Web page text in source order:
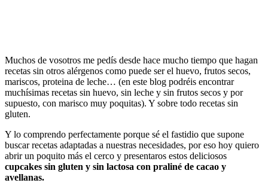
Muchos de vosotros me pedís desde hace mucho tiempo que hagan
recetas sin otros alérgenos como puede ser el huevo, frutos secos,
mariscos, proteina de leche… (en este blog podréis encontrar
muchísimas recetas sin huevo, sin leche y sin frutos secos y por
supuesto, con marisco muy poquitas). Y sobre todo recetas sin
gluten.
Y lo comprendo perfectamente porque sé el fastidio que supone
buscar recetas adaptadas a nuestras necesidades, por eso hoy quiero
abrir un poquito más el cerco y presentaros estos deliciosos
cupcakes sin gluten y sin lactosa con praliné de cacao y
avellanas.